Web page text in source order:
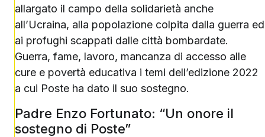
allargato il campo della solidarietà anche
all’Ucraina, alla popolazione colpita dalla guerra ed
ai profughi scappati dalle città bombardate.
Guerra, fame, lavoro, mancanza di accesso alle
cure e povertà educativa i temi dell’edizione 2022
a cui Poste ha dato il suo sostegno.
Padre Enzo Fortunato: “Un onore il
sostegno di Poste”